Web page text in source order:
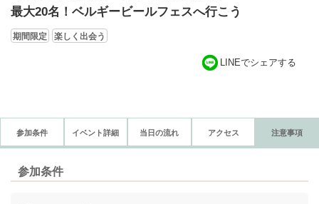
最大20名！ベルギービールフェスへ行こう
期間限定 楽しく出会う
LINEでシェアする
参加条件 イベント詳細 当日の流れ アクセス 注意事項
参加条件